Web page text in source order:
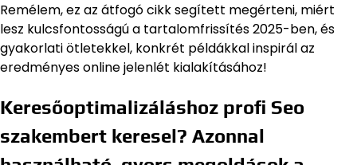
Remélem, ez az átfogó cikk segített megérteni, miért
lesz kulcsfontosságú a tartalomfrissítés 2025-ben, és
gyakorlati ötletekkel, konkrét példákkal inspirál az
eredményes online jelenlét kialakításához!
Keresőoptimalizáláshoz profi Seo
szakembert keresel? Azonnal